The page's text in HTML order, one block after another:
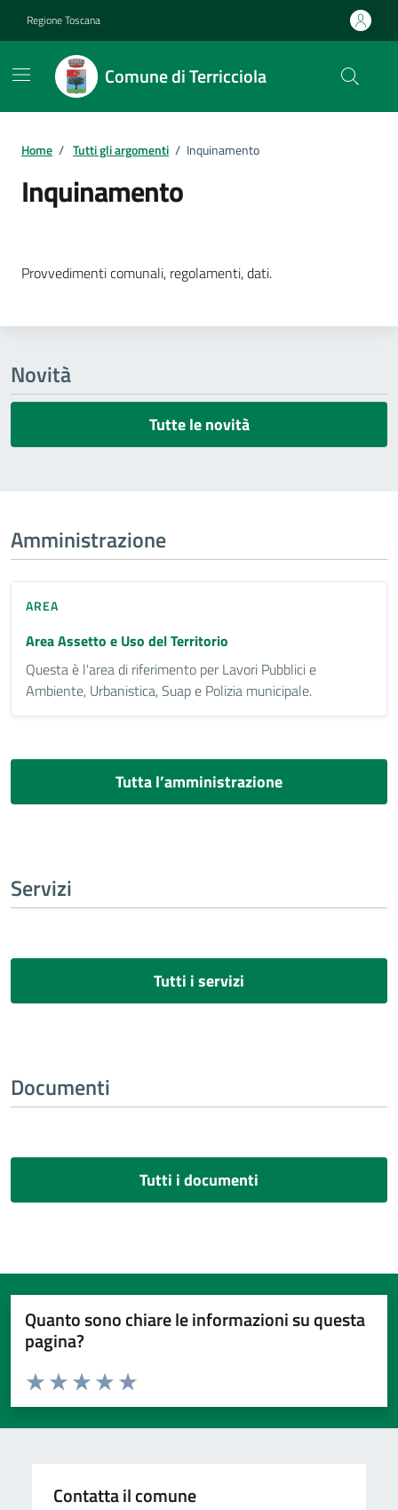
Regione Toscana
Comune di Terricciola
Home / Tutti gli argomenti / Inquinamento
Inquinamento
Provvedimenti comunali, regolamenti, dati.
Novità
Tutte le novità
Amministrazione
AREA
Area Assetto e Uso del Territorio
Questa è l'area di riferimento per Lavori Pubblici e
Ambiente, Urbanistica, Suap e Polizia municipale.
Tutta l’amministrazione
Servizi
Tutti i servizi
Documenti
Tutti i documenti
Quanto sono chiare le informazioni su questa
pagina?
Valuta da 1 a 5 stelle la pagina
Valuta 5 stelle su 5
Valuta 4 stelle su 5
Valuta 3 stelle su 5
Valuta 2 stelle su 5
Valuta 1 stelle su 5
Contatta il comune